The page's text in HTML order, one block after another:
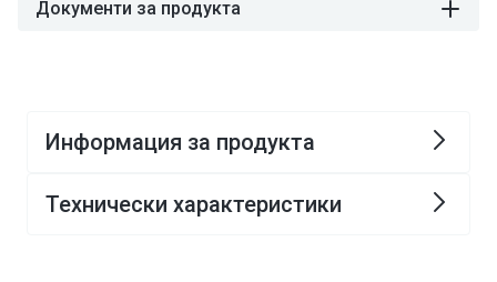
Документи за продукта
Информация за продукта
Технически характеристики